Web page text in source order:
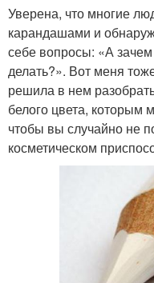
Уверена, что многие
карандашами и
себе вопросы: «А
делать?». Вот меня
решила в нем
белого цвета, которым
чтобы вы случайно не
косметическом